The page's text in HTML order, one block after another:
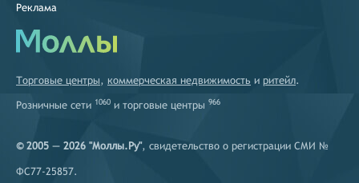
Реклама
Торговые центры, коммерческая недвижимость и ритейл.
Розничные сети 1060 и торговые центры 966
© 2005 — 2026 "Моллы.Ру", свидетельство о регистрации СМИ №
ФС77-25857.